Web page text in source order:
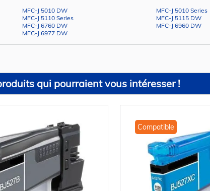
MFC-J 5010 DW
MFC-J 5010 Series
MFC-J 5110 Series
MFC-J 5115 DW
MFC-J 6760 DW
MFC-J 6960 DW
MFC-J 6977 DW
qui pourraient vous intéresser !
Compatible